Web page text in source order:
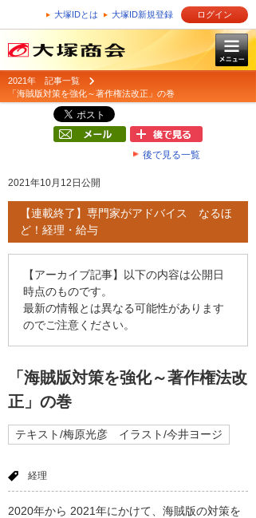
大塚IDとは 大塚ID新規登録 ログイン
2021年 記事一覧
「海賊版対策を強化～著作権法改正」の巻
後で見る一覧
2021年10月12日公開
【連載終了】専門家がアドバイス なるほ
ど！経理・給与
【アーカイブ記事】以下の内容は公開日
時点のものです。
最新の情報とは異なる可能性があります
のでご注意ください。
「海賊版対策を強化～著作権法改
正」の巻
テキスト/梅原光彦 イラスト/今井ヨージ
経理
2020年から 2021年にかけて、海賊版の対策を